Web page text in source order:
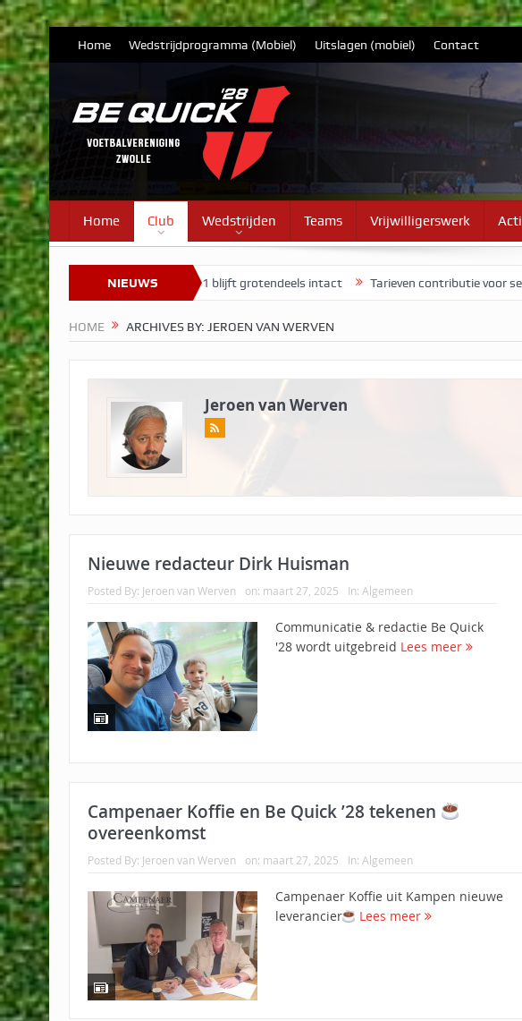
Home Wedstrijdprogramma (Mobiel) Uitslagen (mobiel) Contact
Home Club Wedstrijden Teams Vrijwilligerswerk
NIEUWS
Selectie Vrouwen 1 blijft grotendeels intact Tarieven contributie voor seizoen 2026/
HOME ARCHIVES BY: JEROEN VAN WERVEN
Jeroen van Werven
Nieuwe redacteur Dirk Huisman
Posted By: Jeroen van Werven on: maart 27, 2025 In: Algemeen
Communicatie & redactie Be Quick
'28 wordt uitgebreid Lees meer
Campenaer Koffie en Be Quick ’28 tekenen
overeenkomst
Posted By: Jeroen van Werven on: maart 27, 2025 In: Algemeen
Campenaer Koffie uit Kampen nieuwe
leverancier
Lees meer